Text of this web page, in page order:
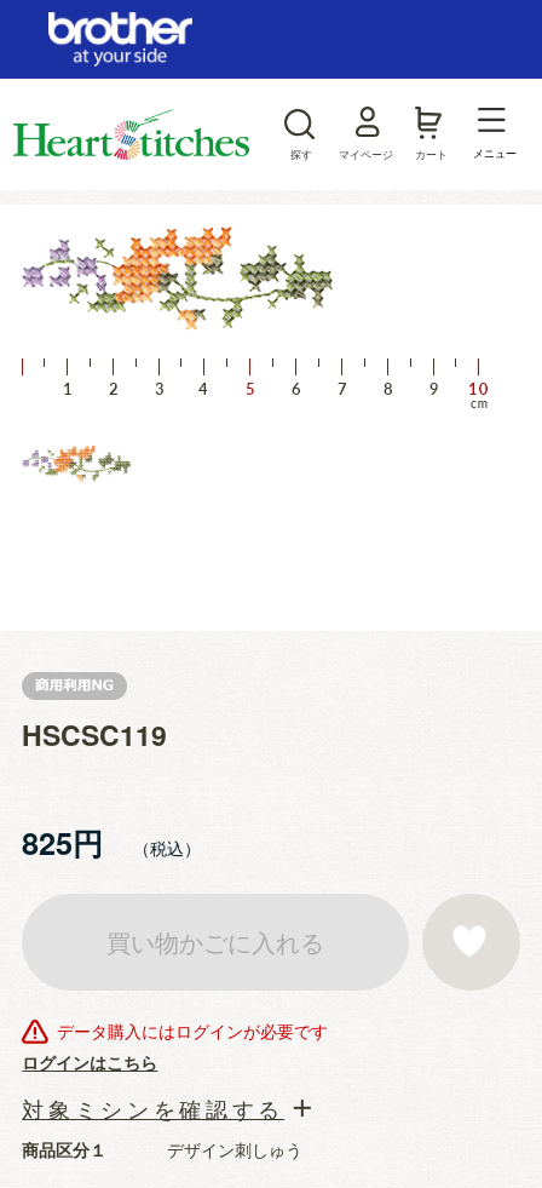
探す マイページ カート メニュー
HSCSC119
825円
データ購入にはログインが必要です
買い物かごに入れる
ログインはこちら
お気に入りに登
商品区分１ デザイン刺しゅう
対象ミシンを確認する
ログイン/新規会員登録
ジャンルから探す